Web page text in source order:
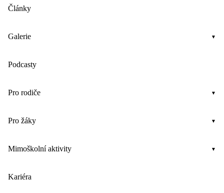
Články
Galerie
Podcasty
Pro rodiče
Pro žáky
Mimoškolní aktivity
Kariéra